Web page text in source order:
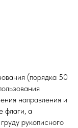
(порядка 50
направления и
флаги, а
рукописного